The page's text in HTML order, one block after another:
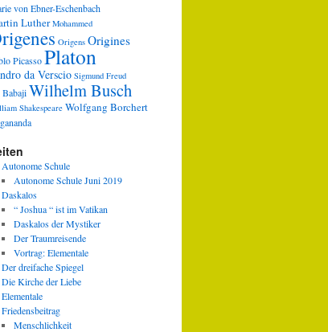
von Ebner-Eschenbach
Luther Mohammed
Origens Origines
PicassoPlaton
da Verscio Sigmund Freud
Wilhelm Busch
Shakespeare Wolfgang Borchert
Autonome Schule
Autonome Schule Juni 2019
Daskalos
“ Joshua “ ist im Vatikan
Daskalos der Mystiker
Der Traumreisende
Vortrag: Elementale
Der dreifache Spiegel
Die Kirche der Liebe
Elementale
Friedensbeitrag
Menschlichkeit